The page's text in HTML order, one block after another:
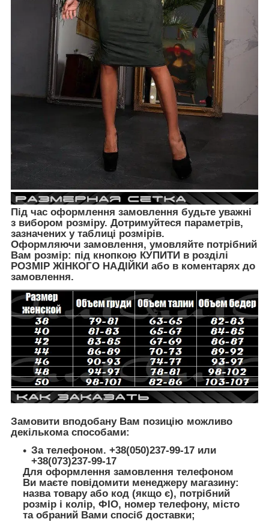
Під час оформлення замовлення будьте уважні
з вибором розміру. Дотримуйтеся параметрів,
зазначених у таблиці розмірів.
Оформляючи замовлення, умовляйте потрібний
Вам розмір: під кнопкою КУПИТИ в розділі
РОЗМІР ЖІНКОГО НАДІЙКИ або в коментарях до
замовлення.
Замовити вподобану Вам позицію можливо
декількома способами:
За телефоном. +38(050)237-99-17 или
+38(073)237-99-17
Для оформлення замовлення телефоном
Ви маєте повідомити менеджеру магазину:
назва товару або код (якщо є), потрібний
розмір і колір, ФІО, номер телефону, місто
та обраний Вами спосіб доставки;